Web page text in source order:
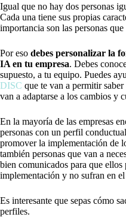
Igual que no hay dos personas
Cada una tiene sus propias
importancia son las personas
Por eso debes personalizar la
IA en tu empresa. Debes
supuesto, a tu equipo. Puedes
DISC que te van a permitir
van a adaptarse a los cambios y
En la mayoría de las empresas
personas con un perfil
promover la implementación de
también personas que van a
bien comunicados para que ellos
implementación y no sufran en el
Es interesante que sepas cómo
perfiles.